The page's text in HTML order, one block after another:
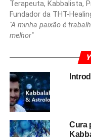
Terapeuta, Kabbalista,
Fundador da THT-
"A minha paixão é
melhor"
Cura